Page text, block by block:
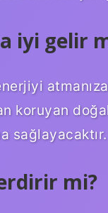
iyi gelir
koruyan
sağlayacaktır.
mi?